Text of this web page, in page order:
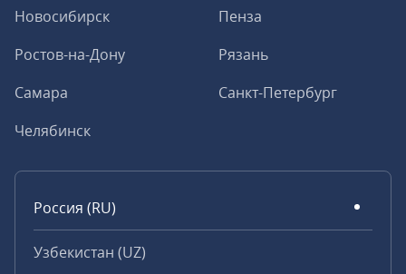
Новосибирск
Пенза
Ростов-на-Дону
Рязань
Самара
Санкт-Петербург
Челябинск
Россия (RU)
Узбекистан (UZ)